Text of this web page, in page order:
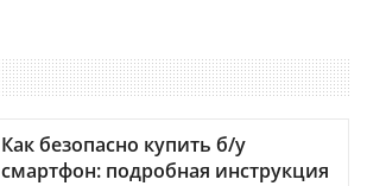
Как безопасно купить б/у
смартфон: подробная инструкция